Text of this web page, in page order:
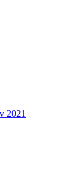
2021